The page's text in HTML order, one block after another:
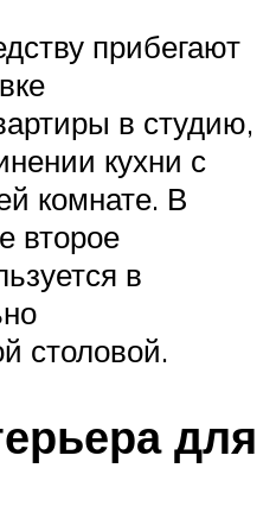
прибегают
в студию,
кухни с
комнате. В
второе
в
столовой.
для